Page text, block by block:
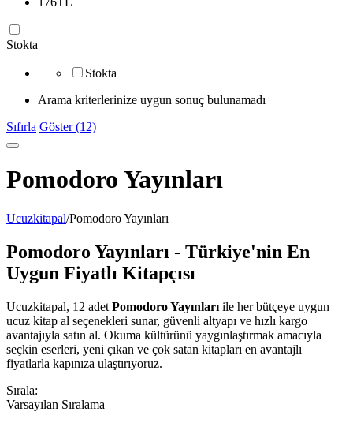
Stokta
Stokta
Arama kriterlerinize uygun sonuç bulunamadı
Sıfırla Göster (12)
Pomodoro Yayınları
Ucuzkitapal/Pomodoro Yayınları
Pomodoro Yayınları - Türkiye'nin En
Uygun Fiyatlı Kitapçısı
Ucuzkitapal, 12 adet Pomodoro Yayınları ile her bütçeye uygun
ucuz kitap al seçenekleri sunar, güvenli altyapı ve hızlı kargo
avantajıyla satın al. Okuma kültürünü yaygınlaştırmak amacıyla
seçkin eserleri, yeni çıkan ve çok satan kitapları en avantajlı
fiyatlarla kapınıza ulaştırıyoruz.
Sırala:
Varsayılan Sıralama